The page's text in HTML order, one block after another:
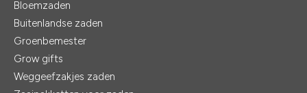
Bloemzaden
Buitenlandse zaden
Groenbemester
Grow gifts
Weggeefzakjes zaden